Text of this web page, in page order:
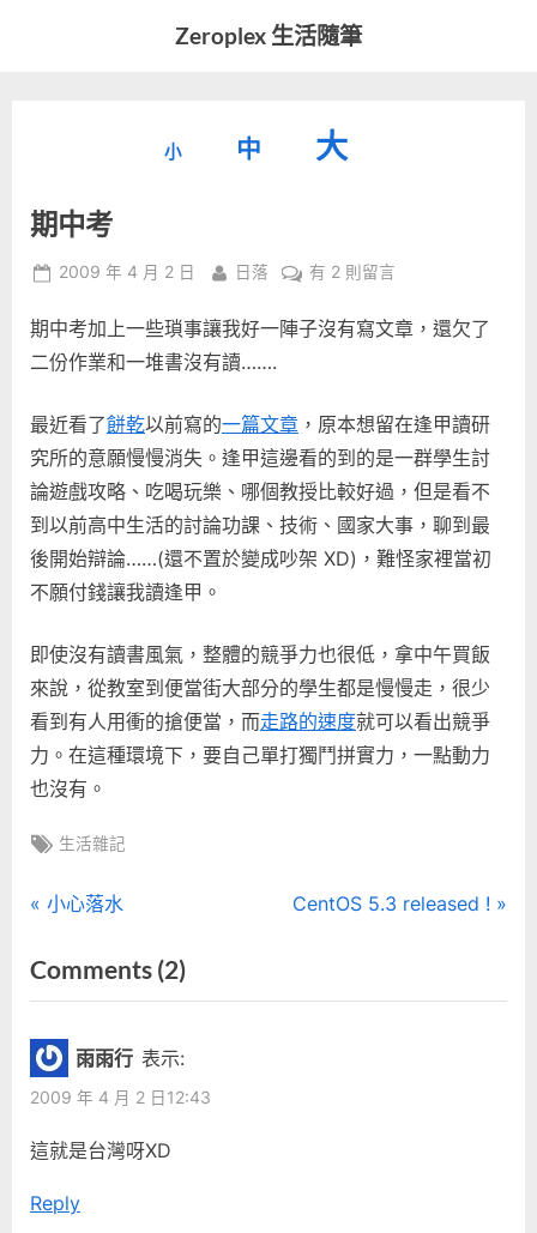
Zeroplex 生活隨筆
發
事
小
小。
中
重
型
大
大
字
型
小。
期中考
Posted
2009 年 4 月 2 日 By
日落
在
中
有 2 則留言
期中考加上一些瑣事讓我好一陣子沒有寫文章，還欠了
二份作業和一堆書沒有讀…….
最近看了餅乾以前寫的一篇文章 ，原本想留在逢甲讀研
究所的意願慢慢消失。逢甲這邊看的到的是一群學生討
論遊戲攻略、吃喝玩樂、哪個教授比較好過，但是看不
到以前高中生活的討論功課、技術、國家大事，聊到最
後開始辯論……(還不置於變成吵架 XD)，難怪家裡當初
不願付錢讓我讀逢甲。
即使沒有讀書風氣，整體的競爭力也很低，拿中午買飯
來說，從教室到便當街大部分的學生都是慢慢走，很少
看到有人用衝的搶便當，而走路的速度就可以看出競爭
力。在這種環境下，要自己單打獨鬥拼實力，一點動力
也沒有。
Tags:
生活雜記
文
章
導
覽
P
e
v
i
o
u
s
o
小心落水
N
t
CentOS 5.3 released !
Comments (2)on
“期
雨雨行 表示:
2009 年 4 月 2 日12:43
這就是台灣呀XD
Reply